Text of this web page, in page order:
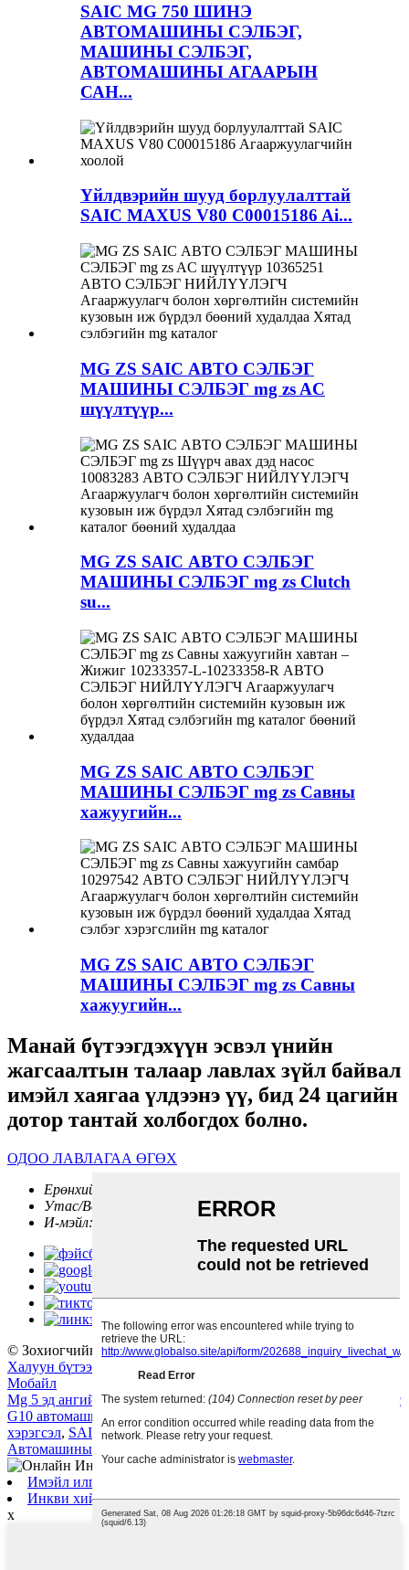
SAIC MG 750 ШИНЭ
АВТОМАШИНЫ СЭЛБЭГ,
МАШИНЫ СЭЛБЭГ,
АВТОМАШИНЫ АГААРЫН
САН...
Үйлдвэрийн шууд борлуулалттай
SAIC MAXUS V80 C00015186 Ai...
MG ZS SAIC АВТО СЭЛБЭГ
МАШИНЫ СЭЛБЭГ mg zs AC
шүүлтүүр...
MG ZS SAIC АВТО СЭЛБЭГ
МАШИНЫ СЭЛБЭГ mg zs Clutch
su...
MG ZS SAIC АВТО СЭЛБЭГ
МАШИНЫ СЭЛБЭГ mg zs Савны
хажуугийн...
MG ZS SAIC АВТО СЭЛБЭГ
МАШИНЫ СЭЛБЭГ mg zs Савны
хажуугийн...
Манай бүтээгдэхүүн эсвэл үнийн
жагсаалтын талаар лавлах зүйл байвал
имэйл хаягаа үлдээнэ үү, бид 24 цагийн
дотор тантай холбогдох болно.
ОДОО ЛАВЛАГАА ӨГӨХ
Ерөнхий менежер:
Утас/Вечат:
+86 13671668443
И-мэйл:
© Зохиогчийн эрх - 2010-2022: Бүх эрх хуулиар хамгаалагдсан.
Халуун бүтээгдэхүүнүүд
Мобайл
Mg 5 эд ангийн бөөний худалдаа,Максус Авто Сэлбэг,Максус
G10 автомашины сэлбэг хэрэгсэл
Chery автомашины сэлбэг
хэрэгсэл, SAIC MG GT автомашины сэлбэг хэрэгсэл
Автомашины сэлбэг хэрэгсэл
Имэйл илгээх
Инкви хийх
x